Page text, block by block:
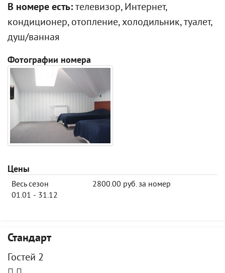
В номере есть: телевизор, Интернет,
кондиционер, отопление, холодильник, туалет,
душ/ванная
Фотографии номера
Цены
Весь сезон
01.01 - 31.12
2800.00 руб. за номер
Стандарт
Гостей 2